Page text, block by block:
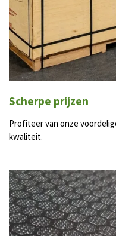
Scherpe prijzen
Profiteer van onze
kwaliteit.